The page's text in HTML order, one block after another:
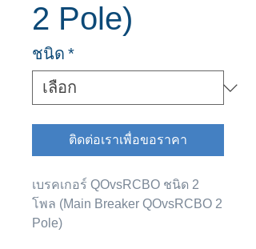
2 Pole)
ชนิด *
ติดต่อเราเพื่อขอราคา
เบรคเกอร์ QOvsRCBO ชนิด 2
โพล (Main Breaker QOvsRCBO 2
Pole)